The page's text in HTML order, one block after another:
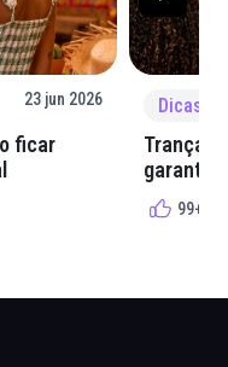
23 jun 2026
ficar
Tranças
garantir
99+